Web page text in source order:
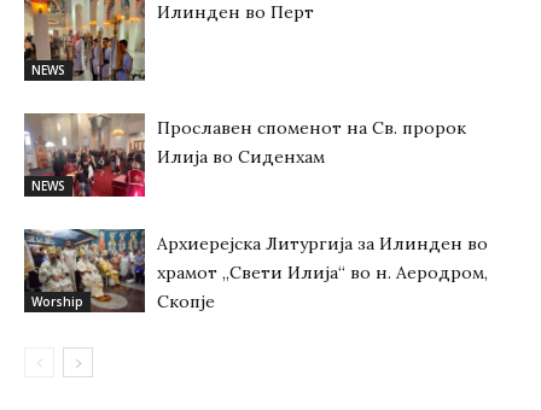
NEWS
Илинден во Перт
NEWS
Прославен споменот на Св. пророк
Илија во Сиденхам
Worship
Архиерејска Литургија за Илинден во
храмот „Свети Илија“ во н. Аеродром,
Скопје